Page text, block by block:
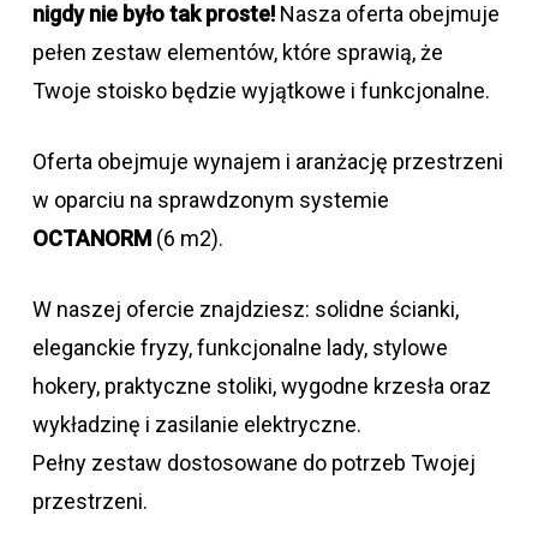
nigdy nie było tak proste!Nasza oferta obejmuje
pełen zestaw elementów, które sprawią, że
Twoje stoisko będzie wyjątkowe i funkcjonalne.
Oferta obejmuje wynajem i aranżację przestrzeni
w oparciu na sprawdzonym systemie
OCTANORM(6 m2).
W naszej ofercie znajdziesz: solidne ścianki,
eleganckie fryzy, funkcjonalne lady, stylowe
hokery, praktyczne stoliki, wygodne krzesła oraz
wykładzinę i zasilanie elektryczne.
Pełny zestaw dostosowane do potrzeb Twojej
przestrzeni.